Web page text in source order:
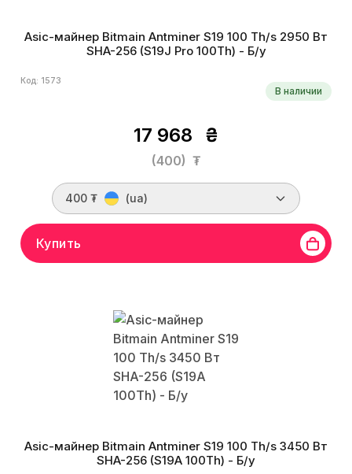
Asic-майнер Bitmain Antminer S19 100 Th/s 2950 Вт
SHA-256 (S19J Pro 100Th) - Б/у
Код: 1573
В наличии
17 968 ₴
(400) ₮
400 ₮ (ua)
Купить
Asic-майнер Bitmain Antminer S19 100 Th/s 3450 Вт
SHA-256 (S19A 100Th) - Б/у